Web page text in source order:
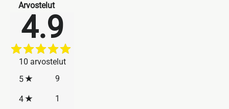
Arvostelut
4.9
10 arvostelut
5
9
4 1